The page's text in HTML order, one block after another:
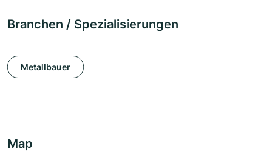
Branchen / Spezialisierungen
Metallbauer
Map